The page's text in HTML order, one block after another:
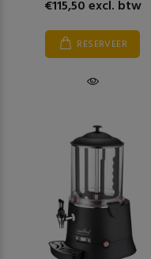
€115,50 excl. btw
RESERVEER